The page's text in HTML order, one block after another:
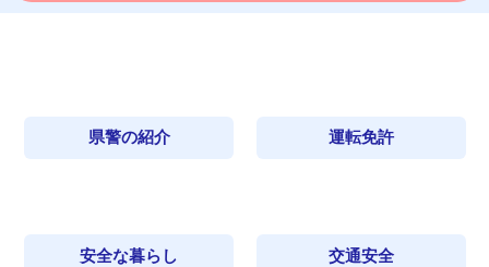
県警の紹介 運転免許
安全な暮らし 交通安全